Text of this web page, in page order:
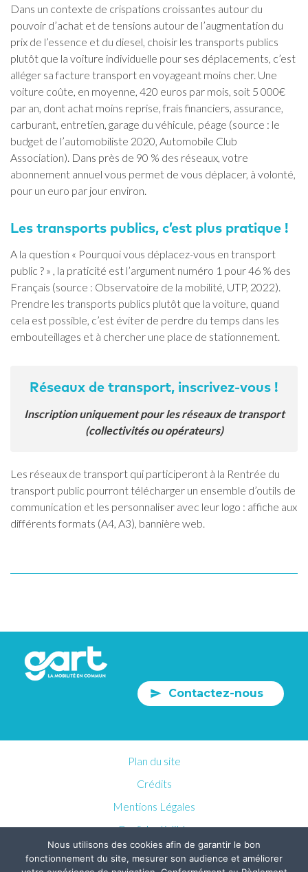
Dans un contexte de crispations croissantes autour du
pouvoir d’achat et de tensions autour de l’augmentation du
prix de l’essence et du diesel, choisir les transports publics
plutôt que la voiture individuelle pour ses déplacements, c’est
alléger sa facture transport en voyageant moins cher. Une
voiture coûte, en moyenne, 420 euros par mois, soit 5 000€
par an, dont achat moins reprise, frais financiers, assurance,
carburant, entretien, garage du véhicule, péage (source : le
budget de l’automobiliste 2020, Automobile Club
Association). Dans près de 90 % des réseaux, votre
abonnement annuel vous permet de vous déplacer, à volonté,
pour un euro par jour environ.
Les transports publics, c’est plus pratique !
A la question « Pourquoi vous déplacez-vous en transport
public ? » , la praticité est l’argument numéro 1 pour 46 % des
Français (source : Observatoire de la mobilité, UTP, 2022).
Prendre les transports publics plutôt que la voiture, quand
cela est possible, c’est éviter de perdre du temps dans les
embouteillages et à chercher une place de stationnement.
Réseaux de transport, inscrivez-vous !
Inscription uniquement pour les réseaux de transport
(collectivités ou opérateurs)
Les réseaux de transport qui participeront à la Rentrée du
transport public pourront télécharger un ensemble d’outils de
communication et les personnaliser avec leur logo : affiche aux
différents formats (A4, A3), bannière web.
Contactez-nous
Plan du site
Crédits
Mentions Légales
Confidentialités
Nous utilisons des cookies afin de garantir le bon
fonctionnement du site, mesurer son audience et améliorer